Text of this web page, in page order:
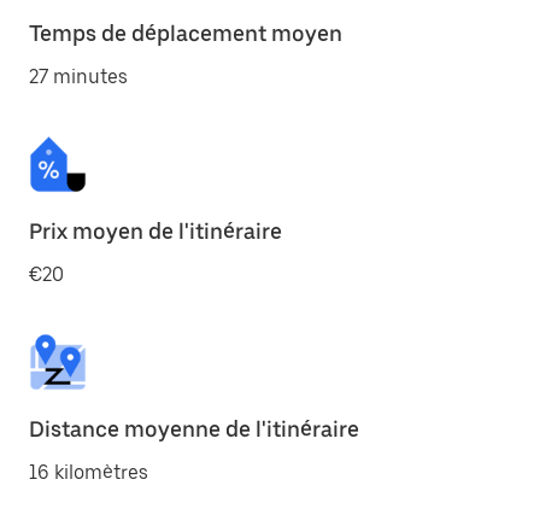
Temps de déplacement moyen
27 minutes
Prix moyen de l'itinéraire
€20
Distance moyenne de l'itinéraire
16 kilomètres